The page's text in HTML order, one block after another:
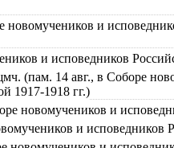
и
и исповедников
(пам. 14 авг., в Соборе
1917-1918 гг.)
новомучеников и
и исповедников